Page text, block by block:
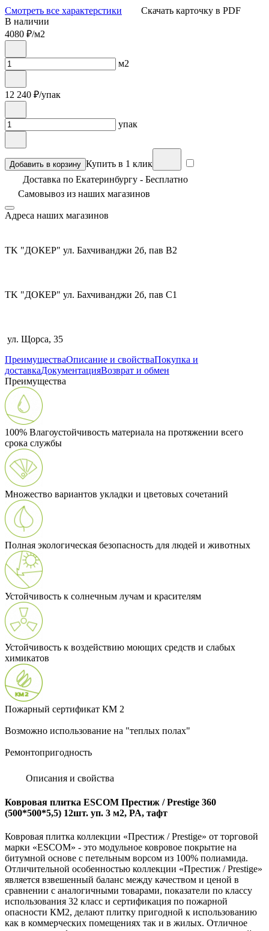
Смотреть все характерстики
Скачать карточку в PDF
В наличии
4080 ₽/м2
м2
12 240 ₽/упак
упак
Добавить в корзину Купить в 1 клик
Доставка по Екатеринбургу - Бесплатно
Самовывоз из наших магазинов
Адреса наших магазинов
TK "ДОКЕР" ул. Бахчиванджи 2б, пав В2
TK "ДОКЕР" ул. Бахчиванджи 2б, пав С1
ул. Щорса, 35
ПреимуществаОписание и свойстваПокупка и
доставкаДокументацияВозврат и обмен
Преимущества
100% Влагоустойчивость материала на протяжении всего
срока службы
Множество вариантов укладки и цветовых сочетаний
Полная экологическая безопасность для людей и животных
Устойчивость к солнечным лучам и красителям
Устойчивость к воздействию моющих средств и слабых
химикатов
Пожарный сертификат КМ 2
Возможно использование на "теплых полах"
Ремонтопригодность
Описания и свойства
Ковровая плитка ESCOM Престиж / Prestige 360
(500*500*5,5) 12шт. уп. 3 м2, PA, тафт
Ковровая плитка коллекции «Престиж / Prestige» от торговой
марки «ESCOM» - это модульное ковровое покрытие на
битумной основе с петельным ворсом из 100% полиамида.
Отличительной особенностью коллекции «Престиж / Prestige»
является взвешенный баланс между качеством и ценой в
сравнении с аналогичными товарами, показатели по классу
использования 32 класс и сертификация по пожарной
опасности КМ2, делают плитку пригодной к использованию
как в коммерческих помещениях так и в жилых. Отличное